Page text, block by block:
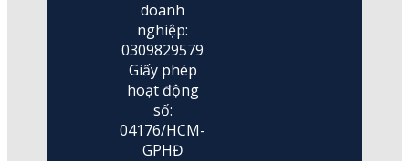
doanh
nghiệp:
0309829579
Giấy phép
hoạt động
số:
04176/HCM-
GPHĐ